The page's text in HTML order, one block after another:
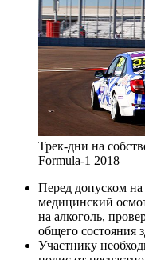
Трек-дни на
Formula-1 2018
Перед допуском на
медицинский
на алкоголь,
общего состояния
Участнику